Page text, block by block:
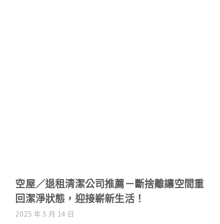
空屋／退租清潔公司推薦－斷捨離讓空間重
回潔淨狀態，迎接嶄新生活！
2025 年 5 月 14 日